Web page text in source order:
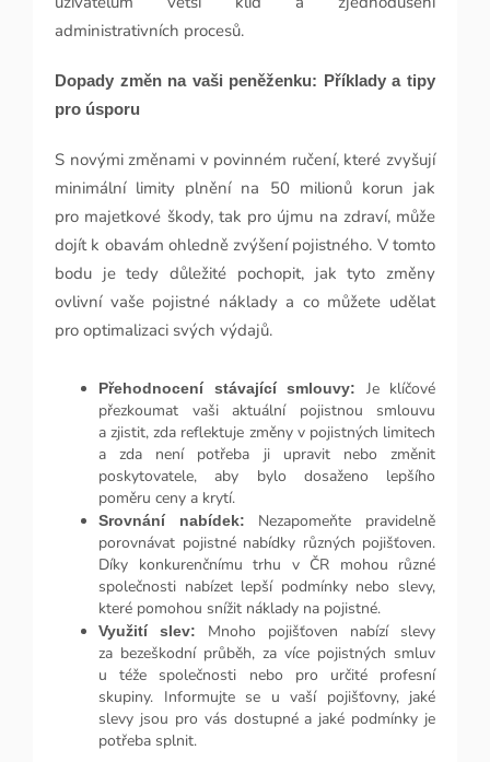
administrativních procesů.
Dopady změn na vaši peněženku: Příklady a tipy
pro úsporu
S novými změnami v povinném ručení, které zvyšují
minimální limity plnění na 50 milionů korun jak
pro majetkové škody, tak pro újmu na zdraví, může
dojít k obavám ohledně zvýšení pojistného. V tomto
bodu je tedy důležité pochopit, jak tyto změny
ovlivní vaše pojistné náklady a co můžete udělat
pro optimalizaci svých výdajů.
Přehodnocení stávající smlouvy:
Je klíčové
přezkoumat vaši aktuální pojistnou smlouvu
a zjistit, zda reflektuje změny v pojistných limitech
a zda není potřeba ji upravit nebo změnit
poskytovatele, aby bylo dosaženo lepšího
poměru ceny a krytí.
Srovnání nabídek:
Nezapomeňte pravidelně
porovnávat pojistné nabídky různých pojišťoven.
Díky konkurenčnímu trhu v ČR mohou různé
společnosti nabízet lepší podmínky nebo slevy,
které pomohou snížit náklady na pojistné.
Využití slev:
Mnoho pojišťoven nabízí slevy
za bezeškodní průběh, za více pojistných smluv
u téže společnosti nebo pro určité profesní
skupiny. Informujte se u vaší pojišťovny, jaké
slevy jsou pro vás dostupné a jaké podmínky je
potřeba splnit.